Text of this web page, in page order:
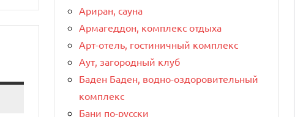
Ариран, сауна
Армагеддон, комплекс отдыха
Арт-отель, гостиничный комплекс
Аут, загородный клуб
Баден Баден, водно-оздоровительный
комплекс
Бани по-русски